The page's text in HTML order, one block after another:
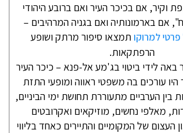
וקיר, אם בכיכר העיר ואם ברובע היהודי
אם בארמונותיה ואם בגניה המרהיבים –
פרטי למרוקותמצאו סיפור מרתק ושופע
הרפתקאות.
באה לידי ביטוי בג'מע אל-פנא – כיכר העיר
עורכים בה משפטי ראווה ומופעי התזת
בין הערביים מתעוררת תחושת ימי הביניים,
מאלפי נחשים, מוזיקאים ואקרובטים
של המקומיים והתיירים כאחד בליווי